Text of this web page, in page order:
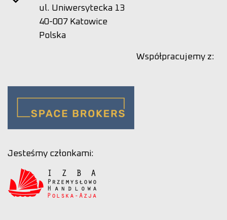
ul. Uniwersytecka 13
40-007 Katowice
Polska
Współpracujemy z:
Jesteśmy członkami: